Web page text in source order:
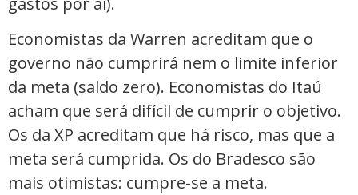
Economistas da Warren acreditam que o
governo não cumprirá nem o limite inferior
da meta (saldo zero). Economistas do Itaú
acham que será difícil de cumprir o objetivo.
Os da XP acreditam que há risco, mas que a
meta será cumprida. Os do Bradesco são
mais otimistas: cumpre-se a meta.